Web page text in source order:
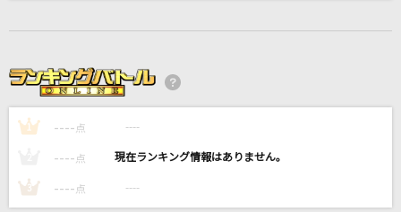
桑田佳祐&Mr.Children
いつか
[生音]恋
1 ---- 点 ----
---- 点 ----
3 ---- 点 ----